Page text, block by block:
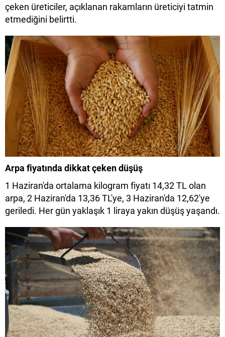
çeken üreticiler, açıklanan rakamların üreticiyi tatmin
etmediğini belirtti.
Arpa fiyatında dikkat çeken düşüş
1 Haziran'da ortalama kilogram fiyatı 14,32 TL olan
arpa, 2 Haziran'da 13,36 TL'ye, 3 Haziran'da 12,62'ye
geriledi. Her gün yaklaşık 1 liraya yakın düşüş yaşandı.